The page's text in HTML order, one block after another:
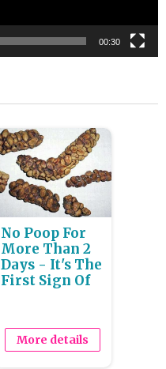
00:30
No Poop For
More Than 2
Days - It's The
First Sign Of
More details